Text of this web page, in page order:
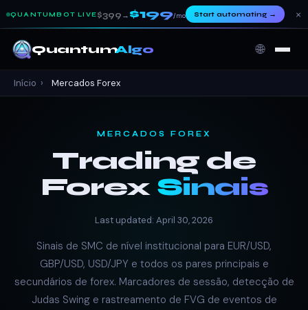
QUANTUMBOT LIVE $399 → $199/mo Start automating→ ×
QuantumAlgo 🌐
Início › Mercados Forex
MERCADOS FOREX
Trading de
Forex Sinais
Last updated: April 30, 2026
Sinais de SMC de nível institucional para EUR/USD,
GBP/USD, USD/JPY e todos os pares principais e
secundários de forex. Marcadores de sessão, detecção de
Judas Swing e rastreamento de FVG de eventos de